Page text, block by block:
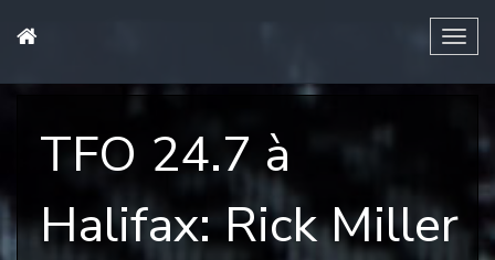
TFO 24.7 à
Halifax: Rick Miller